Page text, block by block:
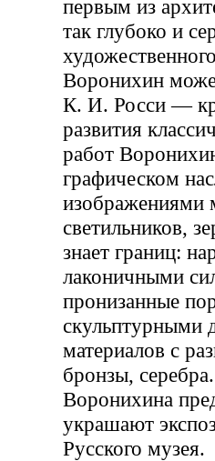
первым из
так глубоко и
Воронихин
К. И. Росси —
развития
работ
графическом
изображениями
светильников,
знает границ:
лаконичными
пронизанные
скульптурными
материалов с
бронзы,
Воронихина
украшают
Русского музея.